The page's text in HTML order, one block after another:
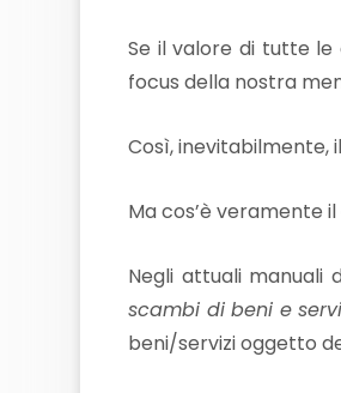
Se il valore di tutte
focus della nostra
Così, inevitabilmente,
Ma cos’è veramente
Negli attuali
scambi di beni e
beni/servizi oggetto